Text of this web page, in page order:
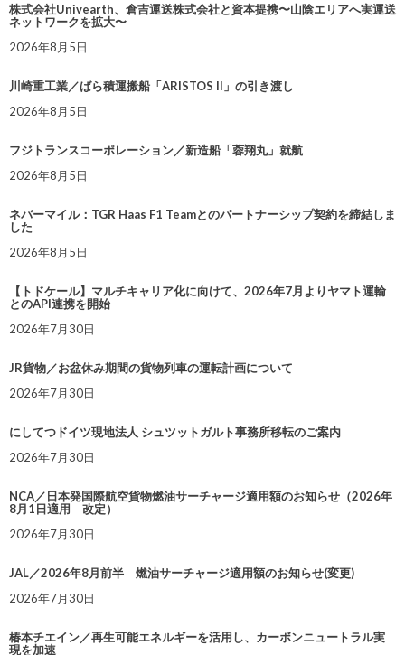
株式会社Univearth、倉吉運送株式会社と資本提携〜山陰エリアへ実運送
ネットワークを拡大〜
2026年8月5日
川崎重工業／ばら積運搬船「ARISTOS II」の引き渡し
2026年8月5日
フジトランスコーポレーション／新造船「蓉翔丸」就航
2026年8月5日
ネバーマイル：TGR Haas F1 Teamとのパートナーシップ契約を締結しま
した
2026年8月5日
【トドケール】マルチキャリア化に向けて、2026年7月よりヤマト運輸
とのAPI連携を開始
2026年7月30日
JR貨物／お盆休み期間の貨物列車の運転計画について
2026年7月30日
にしてつドイツ現地法人 シュツットガルト事務所移転のご案内
2026年7月30日
NCA／日本発国際航空貨物燃油サーチャージ適用額のお知らせ（2026年
8月1日適用 改定）
2026年7月30日
JAL／2026年8月前半 燃油サーチャージ適用額のお知らせ(変更)
2026年7月30日
椿本チエイン／再生可能エネルギーを活用し、カーボンニュートラル実
現を加速